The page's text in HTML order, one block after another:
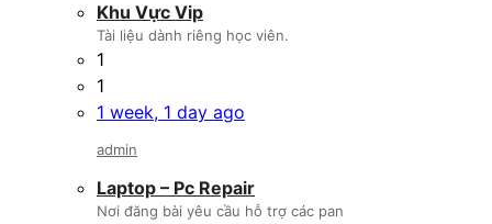
Khu Vực Vip
Tài liệu dành riêng học viên.
1
1
1 week, 1 day ago
admin
Laptop – Pc Repair
Nơi đăng bài yêu cầu hỗ trợ các pan